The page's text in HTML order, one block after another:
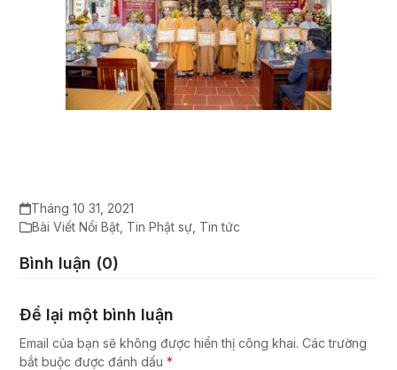
Tháng 10 31, 2021
Bài Viết Nổi Bật Tin Phật sự Tin tức
Bình luận (0)
Để lại một bình luận
Email của bạn sẽ không được hiển thị công khai. Các trường
bắt buộc được đánh dấu*